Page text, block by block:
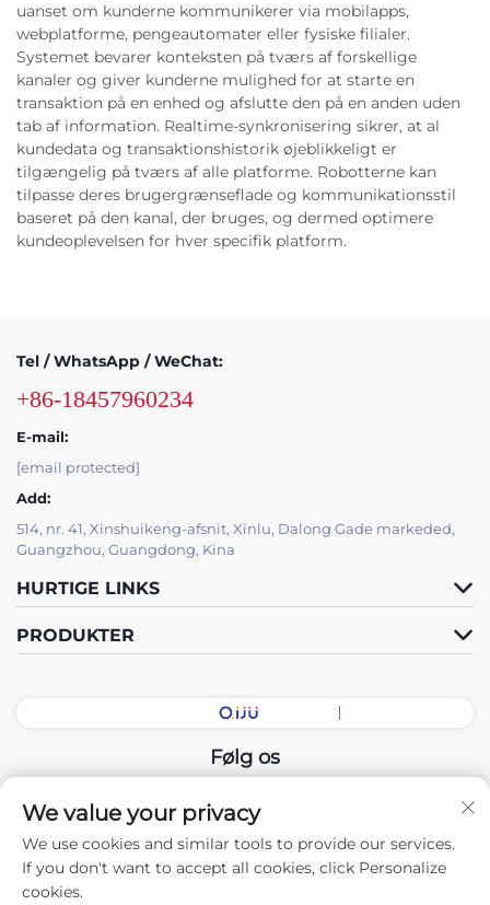
uanset om kunderne kommunikerer via mobilapps,
webplatforme, pengeautomater eller fysiske filialer.
Systemet bevarer konteksten på tværs af forskellige
kanaler og giver kunderne mulighed for at starte en
transaktion på en enhed og afslutte den på en anden uden
tab af information. Realtime-synkronisering sikrer, at al
kundedata og transaktionshistorik øjeblikkeligt er
tilgængelig på tværs af alle platforme. Robotterne kan
tilpasse deres brugergrænseflade og kommunikationsstil
baseret på den kanal, der bruges, og dermed optimere
kundeoplevelsen for hver specifik platform.
Tel / WhatsApp / WeChat:
+86-18457960234
E-mail:
[email protected]
Add:
514, nr. 41, Xinshuikeng-afsnit, Xinlu, Dalong Gade markeded,
Guangzhou, Guangdong, Kina
HURTIGE LINKS
PRODUKTER
Følg os
Copyright © 2025 China Guangdong Udstillingshal Intelligent
Equipment Co., Ltd. Alle rettigheder forbeholdes. -
Privatlivspolitik
We value your privacy
We use cookies and similar tools to provide our services.
If you don't want to accept all cookies, click Personalize
cookies.